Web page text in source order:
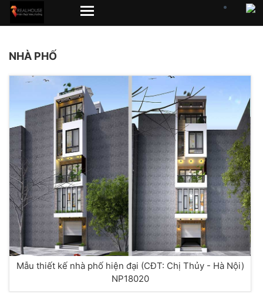
NHÀ PHỐ
Mẫu thiết kế nhà phố hiện đại (CĐT: Chị Thủy - Hà Nội)
NP18020